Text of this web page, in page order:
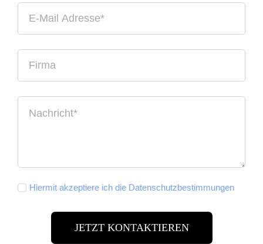
Hiermit akzeptiere ich die Datenschutzbestimmungen
JETZT KONTAKTIEREN